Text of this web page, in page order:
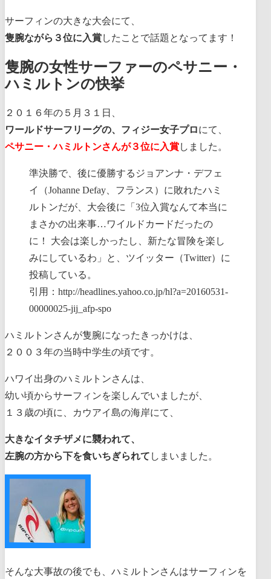
サーフィンの大きな大会にて、
隻腕ながら３位に入賞したことで話題となってます！
隻腕の女性サーファーのペサニー・
ハミルトンの快挙
２０１６年の５月３１日、
ワールドサーフリーグの、フィジー女子プロにて、
ペサニー・ハミルトンさんが３位に入賞しました。
準決勝で、後に優勝するジョアンナ・デフェ
イ（Johanne Defay、フランス）に敗れたハミ
ルトンだが、大会後に「3位入賞なんて本当に
まさかの出来事…ワイルドカードだったの
に！ 大会は楽しかったし、新たな冒険を楽し
みにしているわ」と、ツイッター（Twitter）に
投稿している。
引用：http://headlines.yahoo.co.jp/hl?a=20160531-
00000025-jij_afp-spo
ハミルトンさんが隻腕になったきっかけは、
２００３年の当時中学生の頃です。
ハワイ出身のハミルトンさんは、
幼い頃からサーフィンを楽しんでいましたが、
１３歳の頃に、カウアイ島の海岸にて、
大きなイタチザメに襲われて、
左腕の方から下を食いちぎられて しまいました。
そんな大事故の後でも、ハミルトンさんはサーフィンを